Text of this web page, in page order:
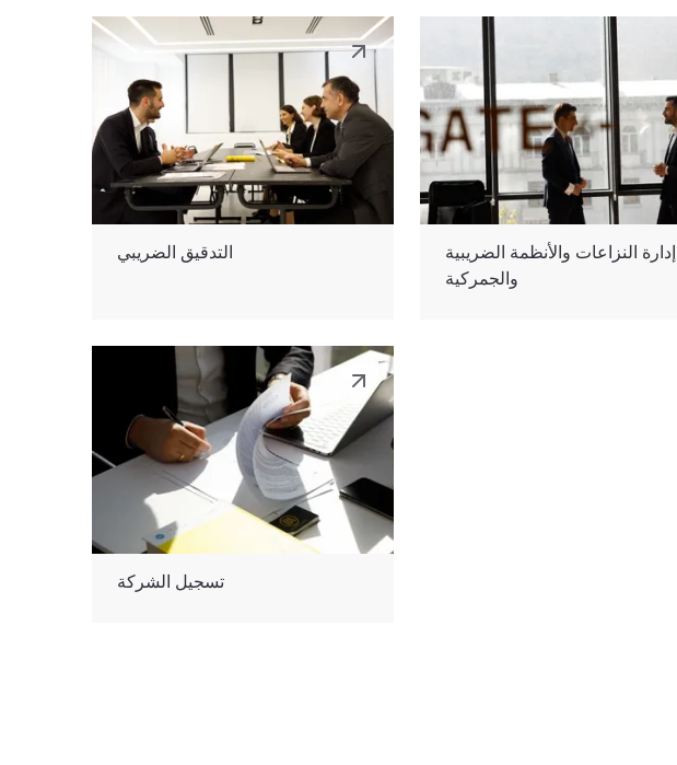
التدقيق الضريبي
إدارة النزاعات والأنظمة الضريبية
والجمركية
تسجيل الشركة